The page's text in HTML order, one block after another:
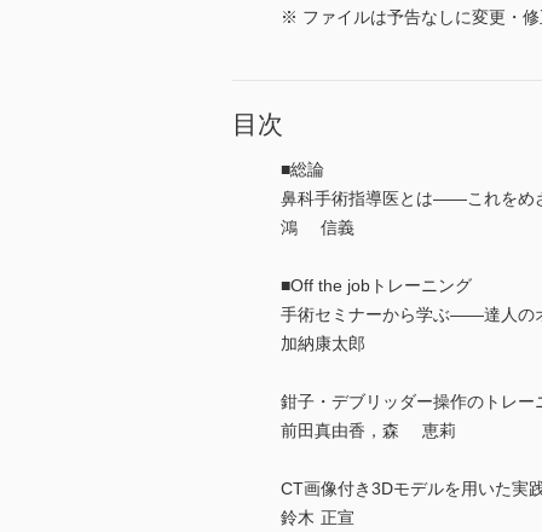
※ ファイルは予告なしに変更・
目次
■総論
鼻科手術指導医とは――これをめ
鴻 信義
■Off the jobトレーニング
手術セミナーから学ぶ――達人の
加納康太郎
鉗子・デブリッダー操作のトレー
前田真由香，森 恵莉
CT画像付き3Dモデルを用いた実
鈴木 正宣